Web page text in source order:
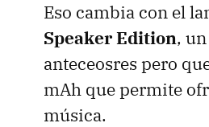
Eso cambia con el
Speaker Edition,
anteceosres pero
mAh que permite
música.